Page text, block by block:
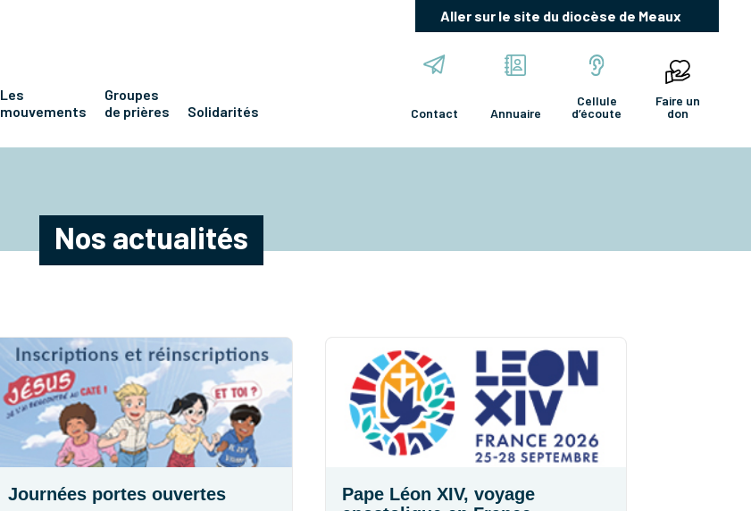
Aller sur le site du diocèse de Meaux
Les
mouvements
Groupes
de prières
Solidarités Contact Annuaire
Cellule
d’écoute
Faire un
don
Nos actualités
Journées portes ouvertes
Pape Léon XIV, voyage